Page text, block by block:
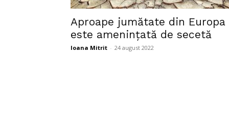
Aproape jumătate din Europa
este ameninţată de secetă
Ioana Mitrit - 24 august 2022